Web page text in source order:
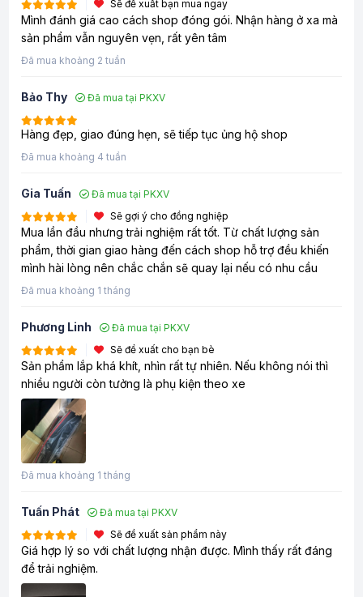
Sẽ đề xuất bạn mua ngay
Mình đánh giá cao cách shop đóng gói. Nhận hàng ở xa mà
sản phẩm vẫn nguyên vẹn, rất yên tâm
Đã mua khoảng 2 tuần
Bảo Thy Đã mua tại PKXV
Hàng đẹp, giao đúng hẹn, sẽ tiếp tục ủng hộ shop
Đã mua khoảng 4 tuần
Gia Tuấn
Đã mua tại PKXV
Sẽ gợi ý cho đồng nghiệp
Mua lần đầu nhưng trải nghiệm rất tốt. Từ chất lượng sản
phẩm, thời gian giao hàng đến cách shop hỗ trợ đều khiến
mình hài lòng nên chắc chắn sẽ quay lại nếu có nhu cầu
Đã mua khoảng 1 tháng
Phương Linh
Đã mua tại PKXV
Sẽ đề xuất cho bạn bè
Sản phẩm lắp khá khít, nhìn rất tự nhiên. Nếu không nói thì
nhiều người còn tưởng là phụ kiện theo xe
Đã mua khoảng 1 tháng
Tuấn Phát
Đã mua tại PKXV
Sẽ đề xuất sản phẩm này
Giá hợp lý so với chất lượng nhận được. Mình thấy rất đáng
để trải nghiệm.